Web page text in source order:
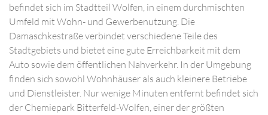
befindet sich im Stadtteil Wolfen, in einem durchmischten
Umfeld mit Wohn- und Gewerbenutzung. Die
Damaschkestraße verbindet verschiedene Teile des
Stadtgebiets und bietet eine gute Erreichbarkeit mit dem
Auto sowie dem öffentlichen Nahverkehr. In der Umgebung
finden sich sowohl Wohnhäuser als auch kleinere Betriebe
und Dienstleister. Nur wenige Minuten entfernt befindet sich
der Chemiepark Bitterfeld-Wolfen, einer der größten